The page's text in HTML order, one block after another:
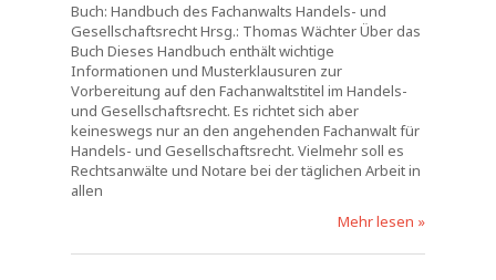
Buch: Handbuch des Fachanwalts Handels- und
Gesellschaftsrecht Hrsg.: Thomas Wächter Über das
Buch Dieses Handbuch enthält wichtige
Informationen und Musterklausuren zur
Vorbereitung auf den Fachanwaltstitel im Handels-
und Gesellschaftsrecht. Es richtet sich aber
keineswegs nur an den angehenden Fachanwalt für
Handels- und Gesellschaftsrecht. Vielmehr soll es
Rechtsanwälte und Notare bei der täglichen Arbeit in
allen
Mehr lesen »